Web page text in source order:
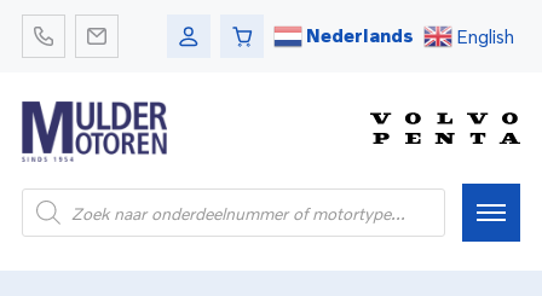
Nederlands English